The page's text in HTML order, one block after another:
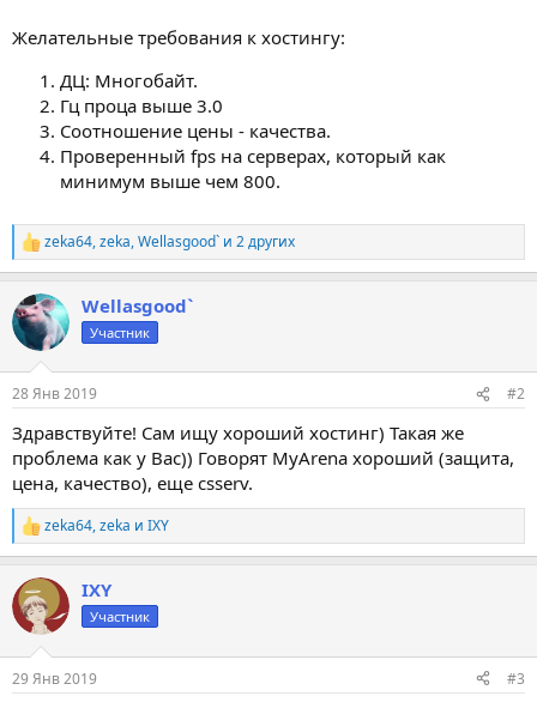
Желательные требования к хостингу:
ДЦ: Многобайт.
Гц проца выше 3.0
Соотношение цены - качества.
Проверенный fps на серверах, который как
минимум выше чем 800.
Р
е
к
ц
и
zeka64,zeka,Wellasgood` и 2 других
Wellasgood`
Участник
28 Янв 2019 #2
Здравствуйте! Сам ищу хороший хостинг) Такая же
проблема как у Вас)) Говорят MyArena хороший (защита,
цена, качество), еще csserv.
Р
е
к
ц
и
zeka64,zeka и IXY
IXY
Участник
29 Янв 2019 #3